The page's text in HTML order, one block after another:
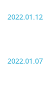
2022.01.12
2022.01.07